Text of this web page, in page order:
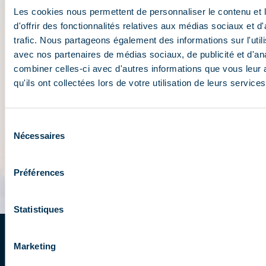
Les cookies nous permettent de personnaliser le contenu et
d'offrir des fonctionnalités relatives aux médias sociaux et
trafic. Nous partageons également des informations sur
avec nos partenaires de médias sociaux, de publicité et
combiner celles-ci avec d'autres informations que vous leur
qu'ils ont collectées lors de votre utilisation de leurs
Nécessaires
Préférences
Statistiques
Marketing
Schrijf u in op de newsletter